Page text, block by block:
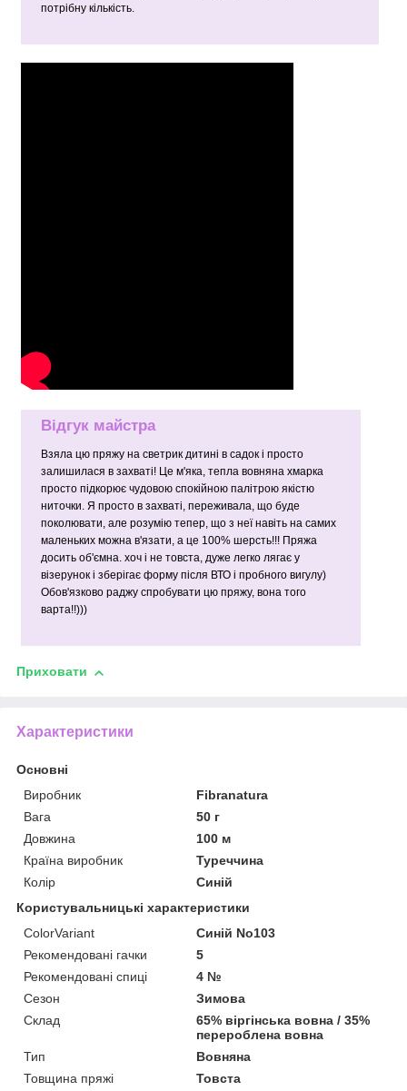
потрібну кількість.
Відгук майстра
Взяла цю пряжу на светрик дитині в садок і просто
залишилася в захваті! Це м'яка, тепла вовняна хмарка
просто підкорює чудовою спокійною палітрою якістю
ниточки. Я просто в захваті, переживала, що буде
поколювати, але розумію тепер, що з неї навіть на самих
маленьких можна в'язати, а це 100% шерсть!!! Пряжа
досить об'ємна. хоч і не товста, дуже легко лягає у
візерунок і зберігає форму після ВТО і пробного вигулу)
Обов'язково раджу спробувати цю пряжу, вона того
варта!!)))
Приховати
Характеристики
Основні
Виробник
Fibranatura
Вага
50 г
Довжина
100 м
Країна виробник
Туреччина
Колір
Синій
Користувальницькі характеристики
ColorVariant
Синій No103
Рекомендовані гачки
5
Рекомендовані спиці
4 №
Сезон
Зимова
Склад
65% віргінська вовна / 35%
перероблена вовна
Тип
Вовняна
Товщина пряжі
Товста